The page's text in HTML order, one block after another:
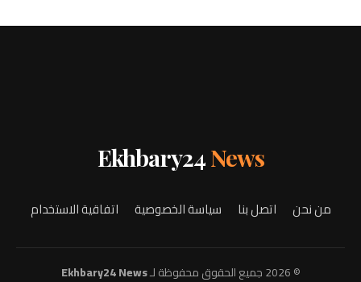
Ekhbary24News
من نحن اتصل بنا سياسة الخصوصية اتفاقية الاستخدام
© 2026 جميع الحقوق محفوظة لـ Ekhbary24 News